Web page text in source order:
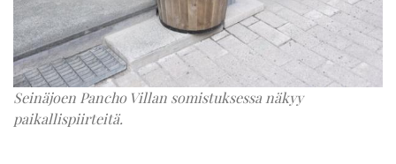
Seinäjoen Pancho Villan somistuksessa näkyy
paikallispiirteitä.